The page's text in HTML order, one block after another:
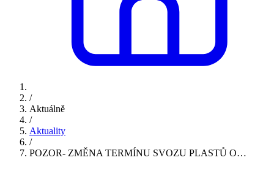
/
Aktuálně
/
Aktuality
/
POZOR- ZMĚNA TERMÍNU SVOZU PLASTŮ O…